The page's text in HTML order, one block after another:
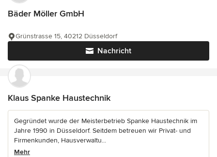
Bäder Möller GmbH
Nachricht
Grünstrasse 15, 40212 Düsseldorf
Klaus Spanke Haustechnik
Gegründet wurde der Meisterbetrieb Spanke Haustechnik im
Jahre 1990 in Düsseldorf. Seitdem betreuen wir Privat- und
Firmenkunden, Hausverwaltu...
Mehr